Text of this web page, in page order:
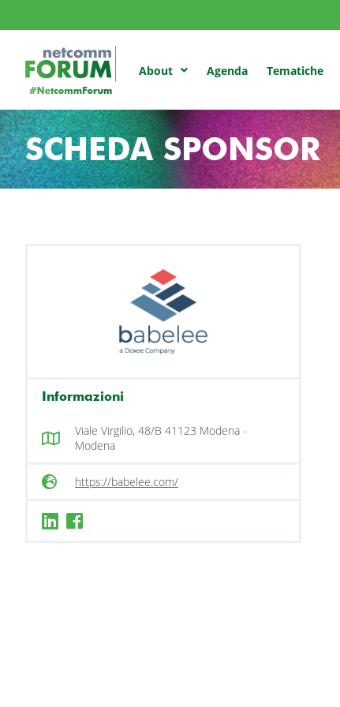
About Agenda Tematiche
SCHEDA SPONSOR
Informazioni
Viale Virgilio, 48/B 41123 Modena -
Modena
https://babelee.com/